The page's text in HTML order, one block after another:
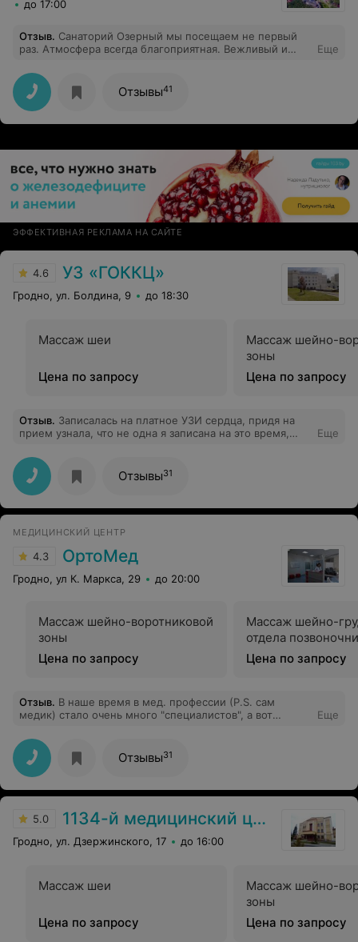
до 17:00
Отзыв. Санаторий Озерный мы посещаем не первый
раз. Атмосфера всегда благоприятная. Вежливый и
выразить работникам столовой #1: Демьян Оксане,
Лолеской Ольге, Сех Ирине, Лукьяненко Алексею,
Буйко Ирине, Марцевич Анастасии за душевное и
вежливое обслуживание, за вкусную еду. Отдельная
благодарность доктору Авгуль Анне Чеславовне, за
Обязательно приедем в следующем году. Успехов и
процветания санаторию Озерный!
Еще
Отзывы41
ЭФФЕКТИВНАЯ РЕКЛАМА НА САЙТЕ
4.6 УЗ «ГОККЦ»
Гродно, ул. Болдина, 9 до 18:30
Массаж шеи
Цена по запросу
Массаж шейно-
зоны
Цена по запросу
Отзыв. Записалась на платное УЗИ сердца, придя на
прием узнала, что не одна я записана на это время,
ожидать, просидев пол часа, вышла врач и сказала, что
их вызвали в реанимацию? На сколько никому не
известно, как придёт сказала примет человека,
который был записан после меня, потому что на мое
время уже приняли человека, а уже потом может
только хуже становится, хотите здоровые нервы и не
хотите терять время лучше туда не обращаться, по
городу много где оказывают данную услугу за те же
деньги, только отношение человеческое!
Еще
Отзывы31
МЕДИЦИНСКИЙ ЦЕНТР
4.3 ОртоМед
Гродно, ул К. Маркса, 29 до 20:00
Массаж шейно-воротниковой
зоны
Цена по запросу
Массаж шейно-
отдела
Цена по запросу
Отзыв. В наше время в мед. профессии (P.S. сам
медик) стало очень много "специалистов", а вот
отметить и искренне поблагодарить мне хотелось
Ивана Васильевича Пыжевского за высокий
профессионализм и доброжелательное отношение.
Спасибо Вам огромное за Ваш труд!
Еще
Отзывы31
5.0 1134-й медицинский центр ВС РБ
Гродно, ул. Дзержинского, 17 до 16:00
Массаж шеи
Цена по запросу
Массаж шейно-
зоны
Цена по запросу